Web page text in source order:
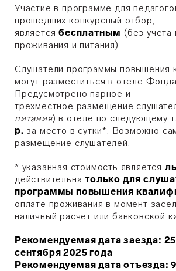
Участие в программе для
прошедших конкурсный отбор,
являетсябесплатным (без учета
проживания и питания).
Слушатели программы повышения
могут разместиться в отеле
Предусмотрено парное и
трехместное размещение
питания) в отеле по следующему
р. за место в сутки*. Возможно
размещение слушателей.
* указанная стоимость является
действительнатолько для
программы повышения
оплате проживания в момент
наличный расчет или банковской
Рекомендуемая дата заезда: 25
сентября 2025 года
Рекомендуемая дата отъезда: